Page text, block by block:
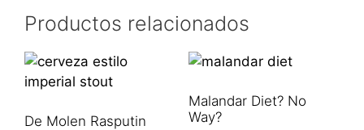
Productos relacionados
De Molen Rasputin
Malandar Diet? No
Way?